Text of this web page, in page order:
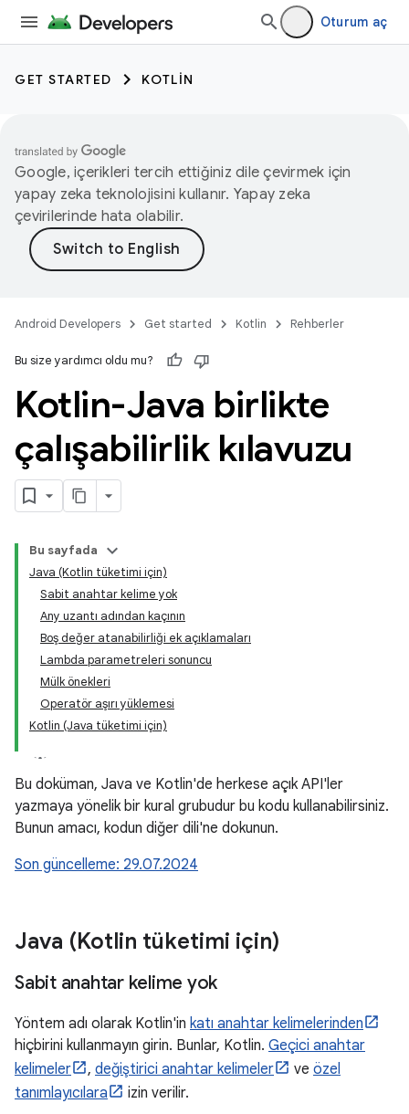
Oturum aç
GET STARTED KOTLIN
Google, içerikleri tercih ettiğiniz dile çevirmek için
yapay zeka teknolojisini kullanır. Yapay zeka
çevirilerinde hata olabilir.
Android Developers Get started Kotlin Rehberler
Bu size yardımcı oldu mu?
Kotlin-Java birlikte
çalışabilirlik kılavuzu
Bu sayfada
Java (Kotlin tüketimi için)
Sabit anahtar kelime yok
Any uzantı adından kaçının
Boş değer atanabilirliği ek açıklamaları
Lambda parametreleri sonuncu
Mülk önekleri
Operatör aşırı yüklemesi
Kotlin (Java tüketimi için)
Bu doküman, Java ve Kotlin'de herkese açık API'ler
yazmaya yönelik bir kural grubudur bu kodu kullanabilirsiniz.
Bunun amacı, kodun diğer dili'ne dokunun.
Son güncelleme: 29.07.2024
Java (Kotlin tüketimi için)
Sabit anahtar kelime yok
Yöntem adı olarak Kotlin'in katı anahtar kelimelerinden
hiçbirini kullanmayın girin. Bunlar, Kotlin. Geçici anahtar
kelimeler
, değiştirici anahtar kelimeler ve özel
tanımlayıcılara
izin verilir.